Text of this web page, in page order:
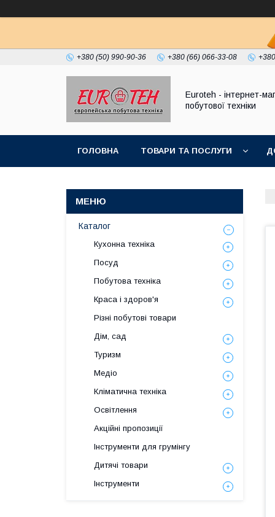
+380 (50) 990-90-36 +380 (66) 066-33-08
Euroteh - інтернет-
побутової техніки
ГОЛОВНА ТОВАРИ ТА ПОСЛУГИ
Каталог
Кухонна техніка
Посуд
Побутова техніка
Краса і здоров'я
Різні побутові товари
Дім, сад
Туризм
Медіо
Кліматична техніка
Освітлення
Акційні пропозиції
Інструменти для грумінгу
Дитячі товари
Інструменти